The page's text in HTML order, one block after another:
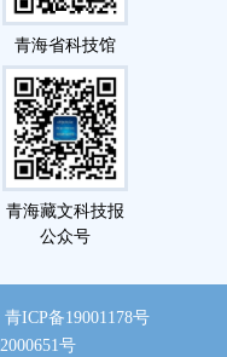
青海省科技馆
青海藏文科技报
公众号
青ICP备19001178号
号